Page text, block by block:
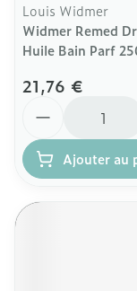
Louis Widmer
Widmer Remed
Huile Bain Parf
21,76 €
Ajouter au